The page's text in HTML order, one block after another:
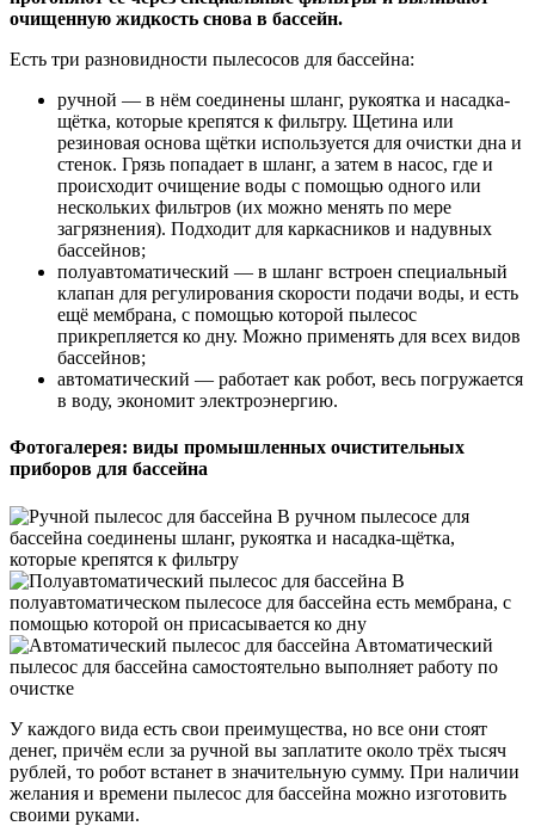
очищенную жидкость снова в бассейн.
Есть три разновидности пылесосов для бассейна:
ручной — в нём соединены шланг, рукоятка и насадка-
щётка, которые крепятся к фильтру. Щетина или
резиновая основа щётки используется для очистки дна и
стенок. Грязь попадает в шланг, а затем в насос, где и
происходит очищение воды с помощью одного или
нескольких фильтров (их можно менять по мере
загрязнения). Подходит для каркасников и надувных
бассейнов;
полуавтоматический — в шланг встроен специальный
клапан для регулирования скорости подачи воды, и есть
ещё мембрана, с помощью которой пылесос
прикрепляется ко дну. Можно применять для всех видов
бассейнов;
автоматический — работает как робот, весь погружается
в воду, экономит электроэнергию.
Фотогалерея: виды промышленных очистительных
приборов для бассейна
В ручном пылесосе для
бассейна соединены шланг, рукоятка и насадка-щётка,
которые крепятся к фильтру
В
полуавтоматическом пылесосе для бассейна есть мембрана, с
помощью которой он присасывается ко дну
Автоматический
пылесос для бассейна самостоятельно выполняет работу по
очистке
У каждого вида есть свои преимущества, но все они стоят
денег, причём если за ручной вы заплатите около трёх тысяч
рублей, то робот встанет в значительную сумму. При наличии
желания и времени пылесос для бассейна можно изготовить
своими руками.